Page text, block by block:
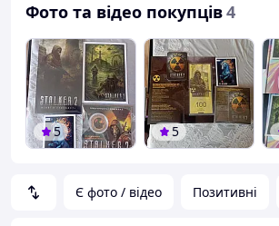
Є фото / відео Позитивні
Фото та відео покупців4
5 5